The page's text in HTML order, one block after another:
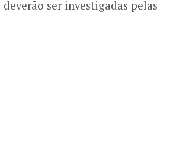
ser investigadas pelas